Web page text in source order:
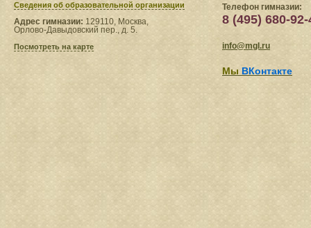
Сведения​ об образовательной организации
Адрес гимназии: 129110, Москва,
Орлово-Давыдовский пер., д. 5.
Посмотреть на карте
Телефон гимназии:
8 (495) 680-92-
info@mgl.ru
Мы ВКонтакте